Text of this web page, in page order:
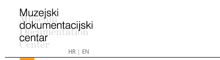
HR| EN